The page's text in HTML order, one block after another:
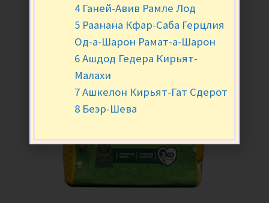
4 Ганей-Авив Рамле Лод
5 Раанана Кфар-Саба Герцлия
Од-а-Шарон Рамат-а-Шарон
6 Ашдод Гедера Кирьят-
Малахи
7 Ашкелон Кирьят-Гат Сдерот
8 Беэр-Шева